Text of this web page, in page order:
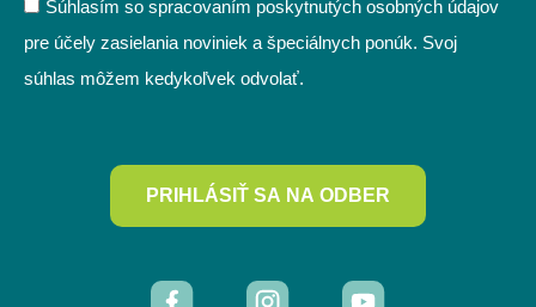
Súhlasím so spracovaním poskytnutých osobných údajov
pre účely zasielania noviniek a špeciálnych ponúk. Svoj
súhlas môžem kedykoľvek odvolať.
PRIHLÁSIŤ SA NA ODBER